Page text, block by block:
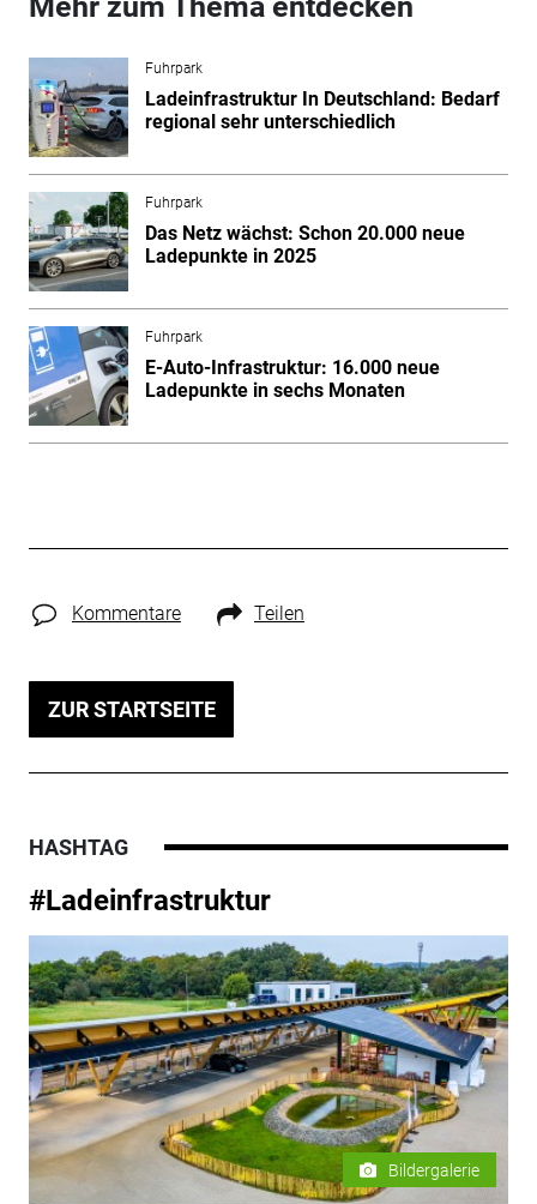
Fuhrpark
Ladeinfrastruktur In Deutschland: Bedarf
regional sehr unterschiedlich
Fuhrpark
Das Netz wächst: Schon 20.000 neue
Ladepunkte in 2025
Fuhrpark
E-Auto-Infrastruktur: 16.000 neue
Ladepunkte in sechs Monaten
Kommentare Teilen
ZUR STARTSEITE
HASHTAG
#Ladeinfrastruktur
Bildergalerie